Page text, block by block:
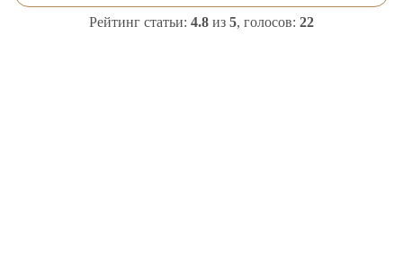
Рейтинг статьи: 4.8 из 5, голосов: 22